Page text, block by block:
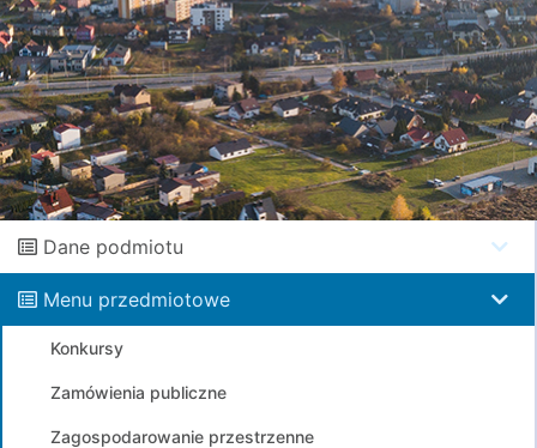
Dane podmiotu
Menu przedmiotowe
Konkursy
Zamówienia publiczne
Zagospodarowanie przestrzenne